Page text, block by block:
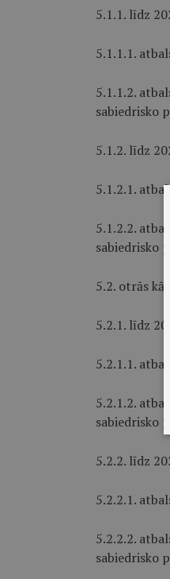
5.1.1. līdz
5.1.1.1.
5.1.1.2.
sabiedrisko
5.1.2. līdz
5.1.2.1.
5.1.2.2.
sabiedrisko
5.2. otrās
5.2.1. līdz
5.2.1.1.
5.2.1.2.
sabiedrisko
5.2.2. līdz
5.2.2.1.
5.2.2.2.
sabiedrisko